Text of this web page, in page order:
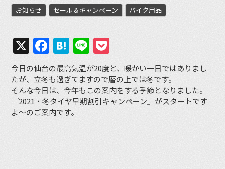
お知らせ セール＆キャンペーン バイク用品
X Facebook
Hatena
Line
今日の仙台の最高気温が20度と、暖かい一日ではありまし
たが、立冬も過ぎてますので暦の上では冬です。
そんな今日は、今年もこの案内をする季節となりました。
『2021・冬タイヤ早期割引キャンペーン』がスタートです
よ〜のご案内です。